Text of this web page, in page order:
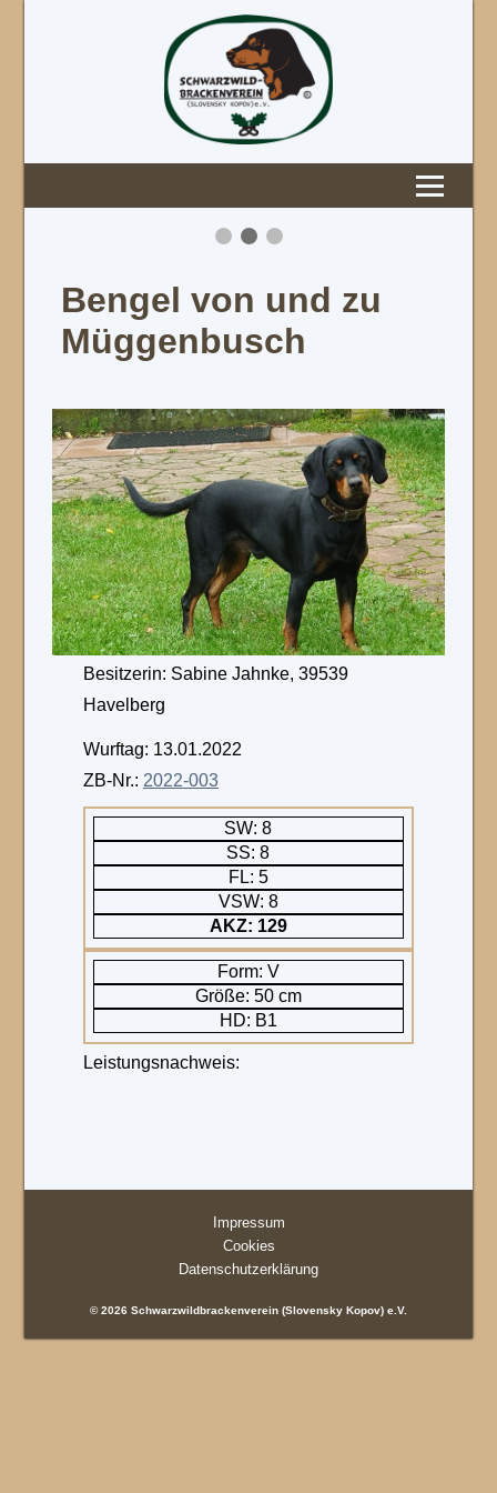
Bengel von und zu
Müggenbusch
Besitzerin: Sabine Jahnke, 39539
Havelberg
Wurftag: 13.01.2022
ZB-Nr.: 2022-003
SW: 8
SS: 8
FL: 5
VSW: 8
AKZ: 129
Form: V
Größe: 50 cm
HD: B1
Leistungsnachweis:
Impressum
Cookies
Datenschutzerklärung
© 2026 Schwarzwildbrackenverein (Slovensky Kopov) e.V.